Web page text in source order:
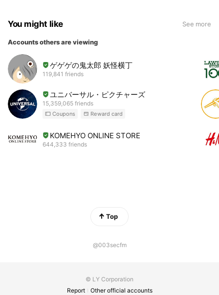
You might like See more
Accounts others are viewing
ゲゲゲの鬼太郎 妖怪横丁
119,841 friends
ユニバーサル・ピクチャーズ
15,359,065 friends
Coupons Reward card
KOMEHYO ONLINE STORE
644,333 friends
Top
@003secfm
© LY Corporation
Report
Other official accounts